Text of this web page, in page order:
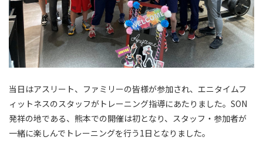
当日はアスリート、ファミリーの皆様が参加され、エニタイムフ
ィットネスのスタッフがトレーニング指導にあたりました。SON
発祥の地である、熊本での開催は初となり、スタッフ・参加者が
一緒に楽しんでトレーニングを行う1日となりました。